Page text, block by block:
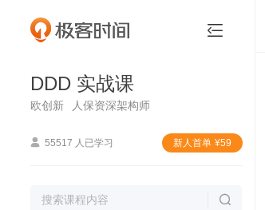

DDD 实战课
欧创新 人保资深架构师
 55517 人已学习 新⼈⾸单 ¥59

 DDD 实战课